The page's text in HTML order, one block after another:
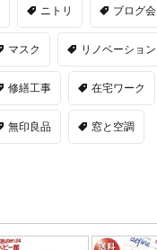
ニトリ ブログ会
マスク リノベーション
修繕工事 在宅ワーク
無印良品 窓と空調